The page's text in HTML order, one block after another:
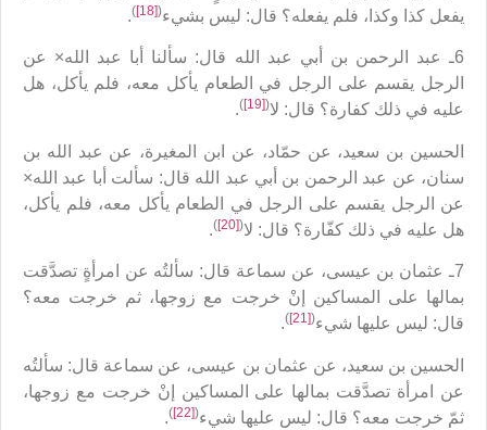
يفعل كذا وكذا، فلم يفعله؟ قال: ليس بشي‏ء(
[18]
)
.
6ـ عبد الرحمن‏ بن أبي عبد الله قال: سألنا أبا عبد الله× عن
الرجل يقسم على الرجل في الطعام يأكل معه، فلم يأكل، هل
عليه في ذلك كفارة؟ قال: لا(
[19]
)
.
الحسين بن سعيد، عن حمّاد، عن ابن المغيرة، عن عبد الله بن
سنان، عن عبد الرحمن‏ بن أبي عبد الله قال: سألت أبا عبد الله×
عن الرجل يقسم على الرجل في الطعام يأكل معه، فلم يأكل،
هل عليه في ذلك كفّارة؟ قال: لا(
[20]
)
.
7ـ عثمان بن عيسى، عن سماعة قال: سألتُه عن امرأةٍ تصدَّقت
بمالها على المساكين إنْ خرجت مع زوجها، ثم خرجت معه؟
قال: ليس عليها شي‏ء(
[21]
)
.
الحسين بن سعيد، عن عثمان بن عيسى، عن سماعة قال: سألتُه
عن امرأة تصدَّقت بمالها على المساكين إنْ خرجت مع زوجها،
ثمّ خرجت معه؟ قال: ليس عليها شي‏ء(
[22]
)
.